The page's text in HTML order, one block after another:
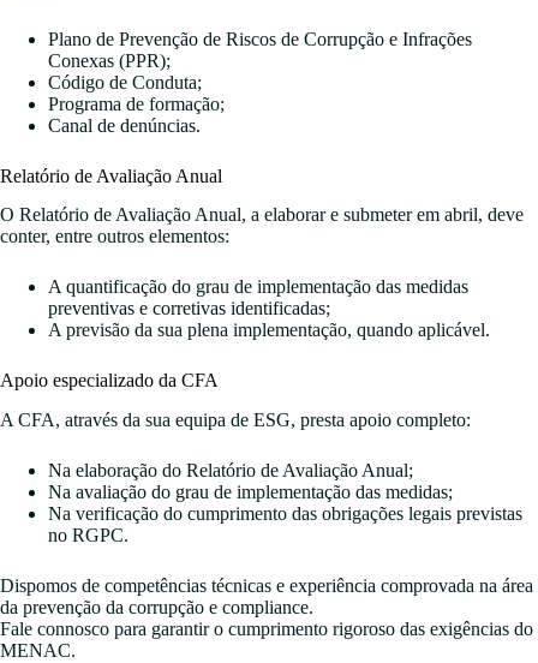
Plano de Prevenção de Riscos de Corrupção e Infrações
Conexas (PPR);
Código de Conduta;
Programa de formação;
Canal de denúncias.
Relatório de Avaliação Anual
O Relatório de Avaliação Anual, a elaborar e submeter em abril, deve
conter, entre outros elementos:
A quantificação do grau de implementação das medidas
preventivas e corretivas identificadas;
A previsão da sua plena implementação, quando aplicável.
Apoio especializado da CFA
A CFA, através da sua equipa de ESG, presta apoio completo:
Na elaboração do Relatório de Avaliação Anual;
Na avaliação do grau de implementação das medidas;
Na verificação do cumprimento das obrigações legais previstas
no RGPC.
Dispomos de competências técnicas e experiência comprovada na área
da prevenção da corrupção e compliance.
Fale connosco para garantir o cumprimento rigoroso das exigências do
MENAC.